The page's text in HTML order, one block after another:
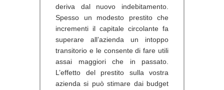
deriva dal nuovo indebitamento.
Spesso un modesto prestito che
incrementi il capitale circolante fa
superare all’azienda un intoppo
transitorio e le consente di fare utili
assai maggiori che in passato.
L’effetto del prestito sulla vostra
azienda si può stimare dai budget